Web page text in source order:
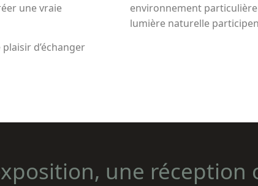
une vraie
d’échanger
environnement
lumière naturelle
une